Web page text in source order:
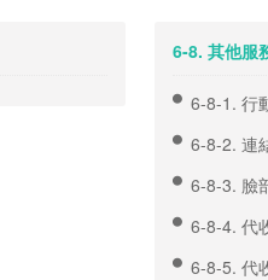
6-8. 其他服
6-8-1. 行
6-8-2. 連
6-8-3. 臉
6-8-4. 代
6-8-5. 代